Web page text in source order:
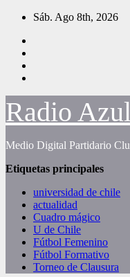
Saltar
contenido
Sáb. Ago 8th, 2026
Radio
Medio Digital Partidario
Etiquetas principales
universidad de chile
actualidad
Cuadro mágico
U de Chile
Fútbol Femenino
Fútbol Formativo
Torneo de Clausura